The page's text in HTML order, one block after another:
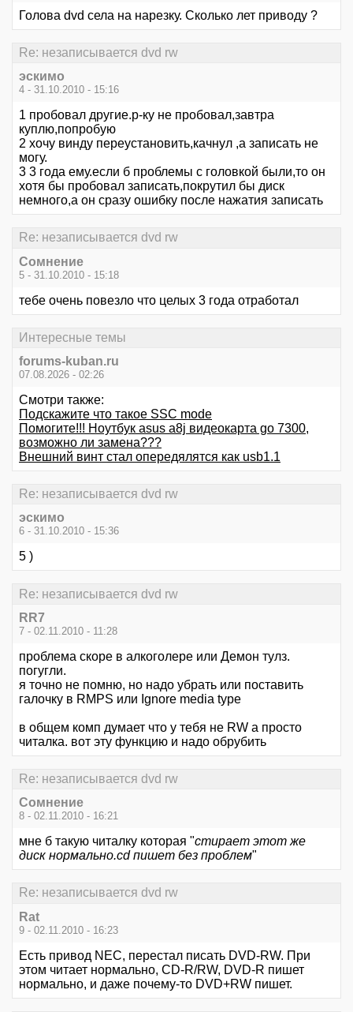
Голова dvd села на нарезку. Сколько лет приводу ?
Re: незаписывается dvd rw
эскимо
4 - 31.10.2010 - 15:16
1 пробовал другие.р-ку не пробовал,завтра
куплю,попробую
2 хочу винду переустановить,качнул ,а записать не
могу.
3 3 года ему.если б проблемы с головкой были,то он
хотя бы пробовал записать,покрутил бы диск
немного,а он сразу ошибку после нажатия записать
Re: незаписывается dvd rw
Сомнение
5 - 31.10.2010 - 15:18
тебе очень повезло что целых 3 года отработал
Интересные темы
forums-kuban.ru
07.08.2026 - 02:26
Смотри также:
Подскажите что такое SSC mode
Помогите!!! Ноутбук asus a8j видеокарта go 7300,
возможно ли замена???
Внешний винт стал опередялятся как usb1.1
Re: незаписывается dvd rw
эскимо
6 - 31.10.2010 - 15:36
5 )
Re: незаписывается dvd rw
RR7
7 - 02.11.2010 - 11:28
проблема скоре в алкоголере или Демон тулз.
погугли.
я точно не помню, но надо убрать или поставить
галочку в RMPS или Ignore media type
в общем комп думает что у тебя не RW а просто
читалка. вот эту функцию и надо обрубить
Re: незаписывается dvd rw
Сомнение
8 - 02.11.2010 - 16:21
мне б такую читалку которая "стирает этот же
диск нормально.cd пишет без проблем"
Re: незаписывается dvd rw
Rat
9 - 02.11.2010 - 16:23
Есть привод NEC, перестал писать DVD-RW. При
этом читает нормально, CD-R/RW, DVD-R пишет
нормально, и даже почему-то DVD+RW пишет.